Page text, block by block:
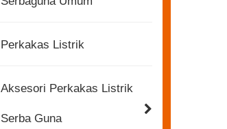
Perkakas Listrik
Aksesori Perkakas Listrik
Serba Guna